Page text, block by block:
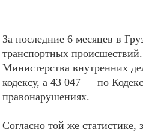
За последние 6 месяцев в
транспортных происшествий.
Министерства внутренних
кодексу, а 43 047 — по
правонарушениях.
Согласно той же статистике,